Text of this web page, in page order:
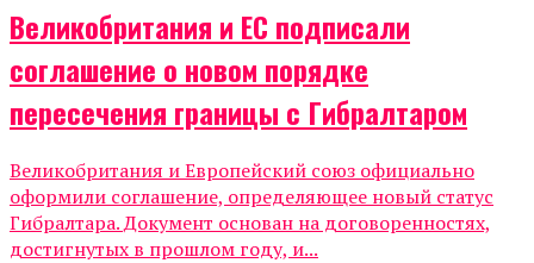
Великобритания и ЕС подписали
соглашение о новом порядке
пересечения границы с Гибралтаром
Великобритания и Европейский союз официально
оформили соглашение, определяющее новый статус
Гибралтара. Документ основан на договоренностях,
достигнутых в прошлом году, и...